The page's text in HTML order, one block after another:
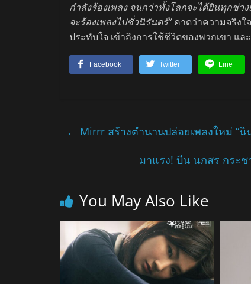
กำลังร้องเพลง จนกว่าทั้งโลกจะได้ยินทุกช่ว
จะร้องเพลงไปชั่วนิรันดร์”คาดว่าความจริงใ
ประทับใจ เข้าถึงการใช้ชีวิตของพวกเขา แ
Facebook Twitter Line
← Mirrr สร้างตำนานปล่อยเพลงใหม่ “
มาแรง! บีน นภสร กระช
You May Also Like